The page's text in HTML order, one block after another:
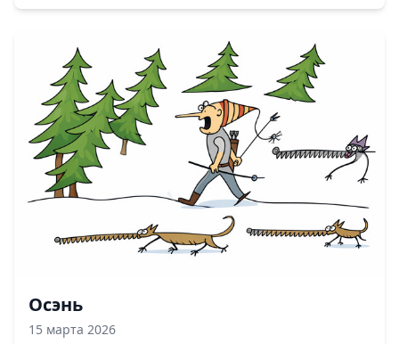
Осэнь
15 марта 2026